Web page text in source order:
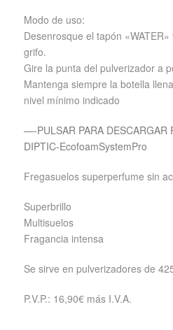
Modo de uso:
Desenrosque el tapón
grifo.
Gire la punta del pulverizador a
Mantenga siempre la botella
nivel mínimo indicado
—-PULSAR PARA
DIPTIC-EcofoamSystemPro
Fregasuelos superperfume sin
Superbrillo
Multisuelos
Fragancia intensa
Se sirve en pulverizadores de
P.V.P.: 16,90€ más I.V.A.